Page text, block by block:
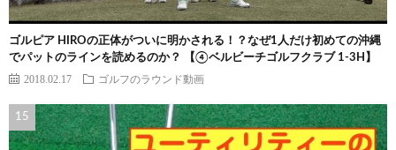
ゴルピア HIROの正体がついに明かされる！？なぜ1人だけ初めての沖縄
でパットのラインを読めるのか？ 【④ベルビーチゴルフクラブ 1-3H】
2018.02.17 ゴルフのラウンド動画